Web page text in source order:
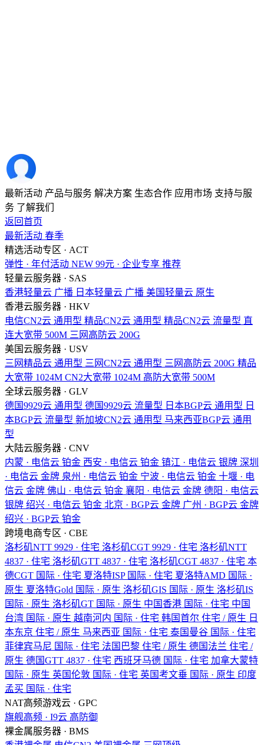
最新活动 产品与服务 解决方案 生态合作 应用市场 支持与服
务 了解我们
返回首页
最新活动 春季
精选活动专区 · ACT
弹性 · 年付活动 NEW 99元 · 企业专享 推荐
轻量云服务器 · SAS
香港轻量云 广播 日本轻量云 广播 美国轻量云 原生
香港云服务器 · HKV
电信CN2云 通用型 精品CN2云 通用型 精品CN2云 流量型 直
连大宽带 500M 三网高防云 200G
美国云服务器 · USV
三网精品云 通用型 三网CN2云 通用型 三网高防云 200G 精品
大宽带 1024M CN2大宽带 1024M 高防大宽带 500M
全球云服务器 · GLV
德国9929云 通用型 德国9929云 流量型 日本BGP云 通用型 日
本BGP云 流量型 新加坡CN2云 通用型 马来西亚BGP云 通用
型
大陆云服务器 · CNV
内蒙 · 电信云 铂金 西安 · 电信云 铂金 镇江 · 电信云 银牌 深圳
· 电信云 金牌 泉州 · 电信云 铂金 宁波 · 电信云 铂金 十堰 · 电
信云 金牌 佛山 · 电信云 铂金 襄阳 · 电信云 金牌 德阳 · 电信云
银牌 绍兴 · 电信云 铂金 北京 · BGP云 金牌 广州 · BGP云 金牌
绍兴 · BGP云 铂金
跨境电商专区 · CBE
洛杉矶NTT 9929 · 住宅 洛杉矶CGT 9929 · 住宅 洛杉矶NTT
4837 · 住宅 洛杉矶GTT 4837 · 住宅 洛杉矶CGT 4837 · 住宅 本
德CGT 国际 · 住宅 夏洛特ISP 国际 · 住宅 夏洛特AMD 国际 ·
原生 夏洛特Gold 国际 · 原生 洛杉矶GIS 国际 · 原生 洛杉矶IS
国际 · 原生 洛杉矶GT 国际 · 原生 中国香港 国际 · 住宅 中国
台湾 国际 · 原生 越南河内 国际 · 住宅 韩国首尔 住宅 / 原生 日
本东京 住宅 / 原生 马来西亚 国际 · 住宅 泰国曼谷 国际 · 住宅
菲律宾马尼 国际 · 住宅 法国巴黎 住宅 / 原生 德国法兰 住宅 /
原生 德国GTT 4837 · 住宅 西班牙马德 国际 · 住宅 加拿大蒙特
国际 · 原生 英国伦敦 国际 · 住宅 英国考文垂 国际 · 原生 印度
孟买 国际 · 住宅
NAT高频游戏云 · GPC
旗舰高频 · I9云 高防御
裸金属服务器 · BMS